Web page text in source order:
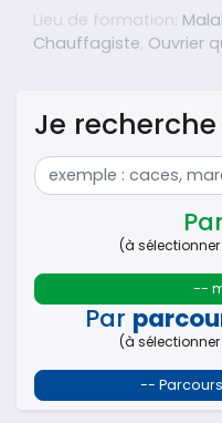
Je
Par
(à
--
Par
(à
--
Lieu de formation:
Chauffagiste, Ouvrier